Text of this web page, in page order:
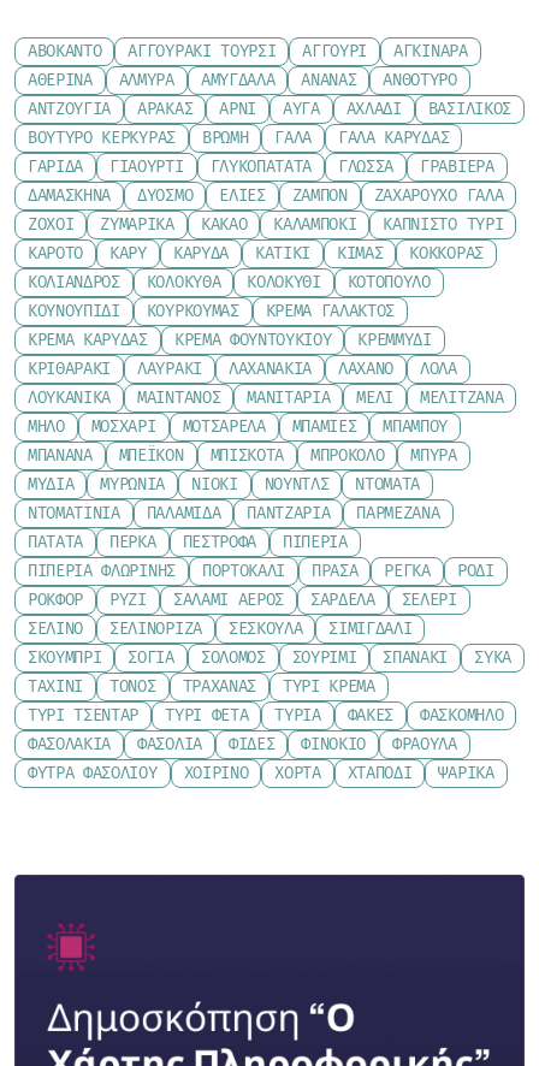
ΑΒΟΚΆΝΤΟ ΑΓΓΟΥΡΆΚΙ ΤΟΥΡΣΊ ΑΓΓΟΎΡΙ
ΑΓΚΙΝΆΡΑ
ΑΘΕΡΊΝΑ
ΑΛΜΎΡΑ ΑΜΎΓΔΑΛΑ ΑΝΑΝΆΣ
ΑΝΘΌΤΥΡΟ
ΑΝΤΖΟΎΓΙΑ
ΑΡΑΚΆΣ ΑΡΝΊ ΑΥΓΆ ΑΧΛΆΔΙ
ΒΑΣΙΛΙΚΌΣ
ΒΟΎΤΥΡΟ ΚΕΡΚΎΡΑΣ
ΒΡΏΜΗ ΓΆΛΑ
ΓΆΛΑ ΚΑΡΎΔΑΣ
ΓΑΡΊΔΑ
ΓΙΑΟΎΡΤΙ ΓΛΥΚΟΠΑΤΆΤΑ ΓΛΏΣΣΑ
ΓΡΑΒΙΈΡΑ
ΔΑΜΆΣΚΗΝΑ
ΔΥΌΣΜΟ ΕΛΙΈΣ ΖΑΜΠΌΝ
ΖΑΧΑΡΟΎΧΟ ΓΆΛΑ
ΖΟΧΟΊ
ΖΥΜΑΡΙΚΆ ΚΑΚΆΟ ΚΑΛΑΜΠΌΚΙ
ΚΑΠΝΙΣΤΌ ΤΥΡΊ
ΚΑΡΌΤΟ
ΚΆΡΥ ΚΑΡΎΔΑ ΚΑΤΊΚΙ ΚΙΜΆΣ
ΚΌΚΚΟΡΑΣ
ΚΌΛΙΑΝΔΡΟΣ
ΚΟΛΟΚΎΘΑ ΚΟΛΟΚΎΘΙ
ΚΟΤΌΠΟΥΛΟ
ΚΟΥΝΟΥΠΊΔΙ
ΚΟΥΡΚΟΥΜΆΣ
ΚΡΈΜΑ ΓΆΛΑΚΤΟΣ
ΚΡΈΜΑ ΚΑΡΎΔΑΣ
ΚΡΈΜΑ ΦΟΥΝΤΟΥΚΙΟΎ
ΚΡΕΜΜΎΔΙ
ΚΡΙΘΑΡΆΚΙ
ΛΑΥΡΆΚΙ ΛΑΧΑΝΆΚΙΑ ΛΆΧΑΝΟ
ΛΌΛΑ
ΛΟΥΚΆΝΙΚΑ
ΜΑΙΝΤΑΝΌΣ ΜΑΝΙΤΆΡΙΑ ΜΈΛΙ
ΜΕΛΙΤΖΆΝΑ
ΜΉΛΟ
ΜΟΣΧΆΡΙ ΜΟΤΣΑΡΈΛΑ ΜΠΆΜΙΕΣ
ΜΠΑΜΠΟΎ
ΜΠΑΝΆΝΑ
ΜΠΈΙΚΟΝ ΜΠΙΣΚΌΤΑ ΜΠΡΌΚΟΛΟ
ΜΠΎΡΑ
ΜΎΔΙΑ
ΜΥΡΏΝΙΑ ΝΙΌΚΙ ΝΟΎΝΤΛΣ
ΝΤΟΜΆΤΑ
ΝΤΟΜΑΤΊΝΙΑ
ΠΑΛΑΜΊΔΑ ΠΑΝΤΖΆΡΙΑ
ΠΑΡΜΕΖΆΝΑ
ΠΑΤΆΤΑ
ΠΈΡΚΑ ΠΈΣΤΡΟΦΑ
ΠΙΠΕΡΙΆ
ΠΙΠΕΡΙΆ ΦΛΩΡΊΝΗΣ
ΠΟΡΤΟΚΆΛΙ ΠΡΆΣΑ ΡΈΓΚΑ
ΡΌΔΙ
ΡΟΚΦΌΡ
ΡΎΖΙ ΣΑΛΆΜΙ ΑΈΡΟΣ ΣΑΡΔΈΛΑ
ΣΈΛΕΡΙ
ΣΈΛΙΝΟ
ΣΕΛΙΝΌΡΙΖΑ ΣΈΣΚΟΥΛΑ
ΣΙΜΙΓΔΆΛΙ
ΣΚΟΥΜΠΡΊ
ΣΌΓΙΑ ΣΟΛΟΜΌΣ ΣΟΥΡΊΜΙ ΣΠΑΝΆΚΙ
ΣΎΚΑ
ΤΑΧΊΝΙ
ΤΌΝΟΣ ΤΡΑΧΑΝΆΣ
ΤΥΡΊ ΚΡΈΜΑ
ΤΥΡΊ ΤΣΈΝΤΑΡ
ΤΥΡΊ ΦΈΤΑ ΤΥΡΙΆ ΦΑΚΈΣ
ΦΑΣΚΌΜΗΛΟ
ΦΑΣΟΛΆΚΙΑ
ΦΑΣΌΛΙΑ ΦΙΔΈΣ ΦΙΝΌΚΙΟ
ΦΡΆΟΥΛΑ
ΦΎΤΡΑ ΦΑΣΟΛΙΟΎ
ΧΟΙΡΙΝΌ ΧΌΡΤΑ ΧΤΑΠΌΔΙ ΨΑΡΙΚΆ